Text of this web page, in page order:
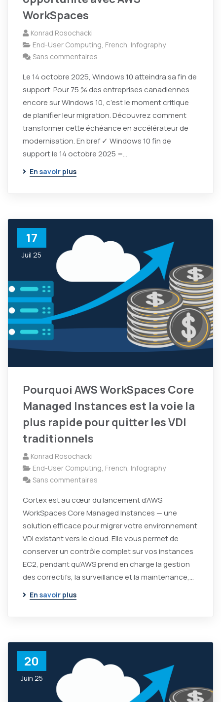
WorkSpaces
Konrad Rosochacki
End-User Computing, French, Infography
Sans commentaires
Le 14 octobre 2025, Windows 10 atteindra sa fin de
support. Pour 75 % des entreprises canadiennes
encore sur Windows 10, c’est le moment critique
de planifier leur migration. Découvrez comment
transformer cette échéance en accélérateur de
modernisation. En bref ✓ Windows 10 fin de
support le 14 octobre 2025 =…
En savoir plus
17
Juil 25
Pourquoi AWS WorkSpaces Core
Managed Instances est la voie la
plus rapide pour quitter les VDI
traditionnels
Konrad Rosochacki
End-User Computing, French, Infography
Sans commentaires
Cortex est au cœur du lancement d’AWS
WorkSpaces Core Managed Instances — une
solution efficace pour migrer votre environnement
VDI existant vers le cloud. Elle vous permet de
conserver un contrôle complet sur vos instances
EC2, pendant qu’AWS prend en charge la gestion
des correctifs, la surveillance et la maintenance,…
En savoir plus
20
Juin 25